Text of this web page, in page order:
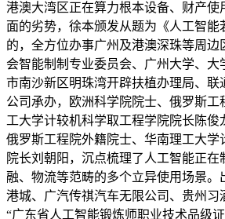
港澳大湾区正在算力根本设备、财产使
面的劣势，徐本颁发从题为《人工智能
的，全方位办事广州及港澳深珠等周边
会智能制制专业委员会、广州大学、大
市南沙新区明珠湾开辟扶植办理局、联
公司承办，欧洲科学院院士、俄罗斯工
工大学计较机科学取工程学院院长陈俊
俄罗斯工程院外籍院士、华南理工大学
院长刘朝阳，沉点梳理了人工智能正
融、物流等范畴的多个立异使用场景。
港城、广汽传祺汽车无限公司、贵州习
“广东省人工智能锻炼师职业技术品级